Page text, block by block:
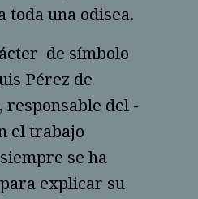
toda una odisea.
de símbolo
Pérez de
responsable del -
el trabajo
se ha
explicar su